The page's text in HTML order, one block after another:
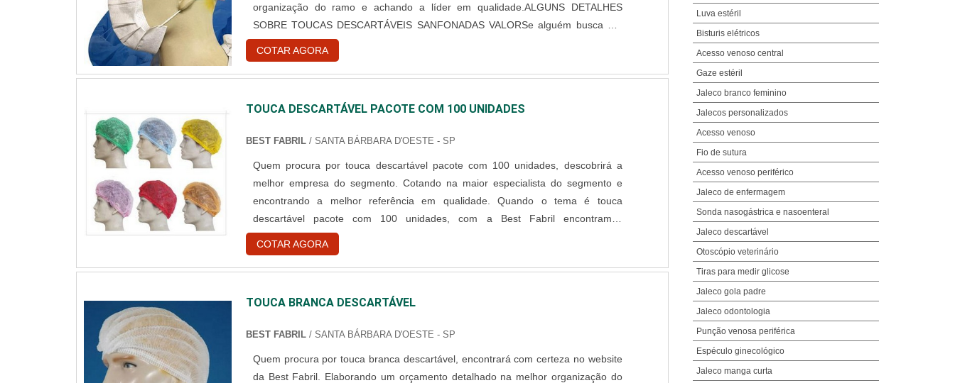
organização do ramo e achando a líder em qualidade.ALGUNS DETALHES
SOBRE TOUCAS DESCARTÁVEIS SANFONADAS VALORSe alguém busca por
toucas descartáveis sanfonadas valor em uma empresa responsável, consegue
encontrar o site da Best Fabril. Com grande know-how focado em capote
hospitalar descartável e campo ...
COTAR AGORA
TOUCA DESCARTÁVEL PACOTE COM 100 UNIDADES
BEST FABRIL / SANTA BÁRBARA D'OESTE - SP
Quem procura por touca descartável pacote com 100 unidades, descobrirá a
melhor empresa do segmento. Cotando na maior especialista do segmento e
encontrando a melhor referência em qualidade. Quando o tema é touca
descartável pacote com 100 unidades, com a Best Fabril encontramos
assertividade com pagamento acessível.DETALHES SOBRE TOUCA
DESCARTÁVEL PACOTE COM 100 UNIDADESA Best Fabril objetiva seus
reforços em criar para cada cliente um...
COTAR AGORA
TOUCA BRANCA DESCARTÁVEL
BEST FABRIL / SANTA BÁRBARA D'OESTE - SP
Quem procura por touca branca descartável, encontrará com certeza no website
da Best Fabril. Elaborando um orçamento detalhado na melhor organização do
Luva estéril
Bisturis elétricos
Acesso venoso central
Gaze estéril
Jaleco branco feminino
Jalecos personalizados
Acesso venoso
Fio de sutura
Acesso venoso periférico
Jaleco de enfermagem
Sonda nasogástrica e nasoenteral
Jaleco descartável
Otoscópio veterinário
Tiras para medir glicose
Jaleco gola padre
Jaleco odontologia
Punção venosa periférica
Espéculo ginecológico
Jaleco manga curta